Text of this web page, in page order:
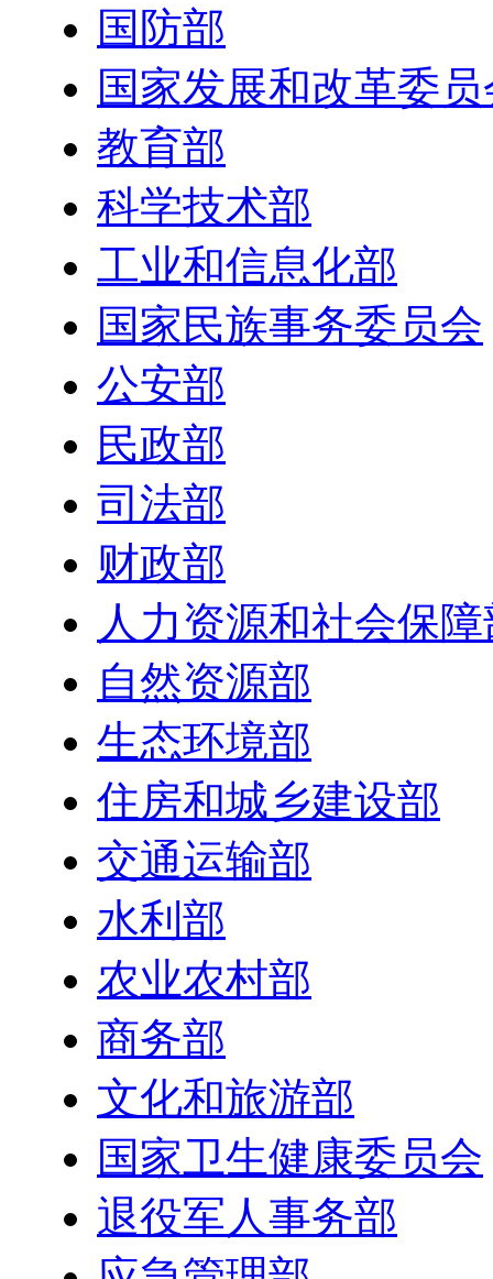
国防部
国家发展和改革委
教育部
科学技术部
工业和信息化部
国家民族事务委员会
公安部
民政部
司法部
财政部
人力资源和社会保
自然资源部
生态环境部
住房和城乡建设部
交通运输部
水利部
农业农村部
商务部
文化和旅游部
国家卫生健康委员会
退役军人事务部